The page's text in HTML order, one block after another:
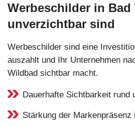
Werbeschilder in Bad
unverzichtbar sind
Werbeschilder sind eine
auszahlt und Ihr Unternehmen
Wildbad sichtbar macht.
Dauerhafte Sichtbarkeit rund
Stärkung der Markenpräsenz